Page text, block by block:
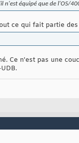
n'est équipé que de l'OS/
ce qui fait partie
Ce n'est pas une